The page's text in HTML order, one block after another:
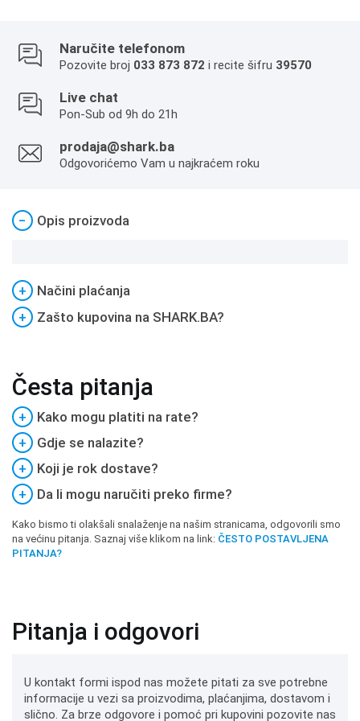
Naručite telefonom
Pozovite broj 033 873 872 i recite šifru 39570
Live chat
Pon-Sub od 9h do 21h
prodaja@shark.ba
Odgovorićemo Vam u najkraćem roku
− Opis proizvoda
+
Načini plaćanja
+
Zašto kupovina na SHARK.BA?
Česta pitanja
+
Kako mogu platiti na rate?
+
Gdje se nalazite?
+
Koji je rok dostave?
+
Da li mogu naručiti preko firme?
Kako bismo ti olakšali snalaženje na našim stranicama, odgovorili smo
na većinu pitanja. Saznaj više klikom na link: ČESTO POSTAVLJENA
PITANJA?
Pitanja i odgovori
U kontakt formi ispod nas možete pitati za sve potrebne
informacije u vezi sa proizvodima, plaćanjima, dostavom i
slično. Za brze odgovore i pomoć pri kupovini pozovite nas